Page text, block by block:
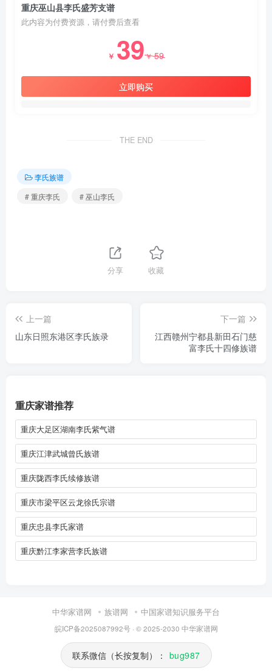
重庆巫山县李氏盛芳支谱
此内容为付费资源，请付费后查看
￥ 39￥59
立即购买
THE END
李氏族谱
# 重庆李氏
# 巫山李氏
分享 收藏
上一篇
山东日照东港区李氏族录
下一篇
江西赣州宁都县新田石门慈
富李氏十四修族谱
重庆家谱推荐
重庆大足区湖南李氏紫气谱
重庆江津武城曾氏族谱
重庆陇西李氏续修族谱
重庆市梁平区云龙徐氏宗谱
重庆忠县李氏家谱
重庆黔江李家营李氏族谱
中华家谱网 族谱网 中国家谱知识服务平台
皖ICP备2025087992号· © 2025-2030 中华家谱网
联系微信（长按复制）： bug987